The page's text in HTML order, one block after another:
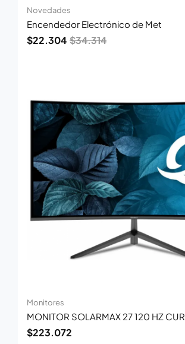
Novedades
Encendedor Electrónico de Met
$34.314
$22.304
Monitores
MONITOR SOLARMAX 27 120 HZ CUR
$223.072